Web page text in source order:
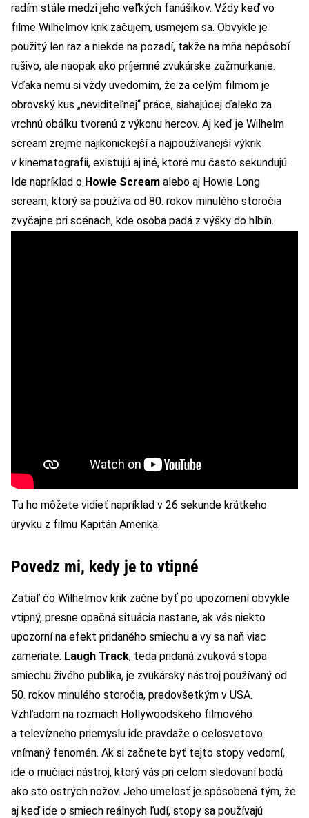
radím stále medzi jeho veľkých fanúšikov. Vždy keď vo
filme Wilhelmov krik začujem, usmejem sa. Obvykle je
použitý len raz a niekde na pozadí, takže na mňa nepôsobí
rušivo, ale naopak ako príjemné zvukárske zažmurkanie.
Vďaka nemu si vždy uvedomím, že za celým filmom je
obrovský kus „neviditeľnej“ práce, siahajúcej ďaleko za
vrchnú obálku tvorenú z výkonu hercov. Aj keď je Wilhelm
scream zrejme najikonickejší a najpoužívanejší výkrik
v kinematografii, existujú aj iné, ktoré mu často sekundujú.
Ide napríklad o Howie Scream alebo aj Howie Long
scream, ktorý sa používa od 80. rokov minulého storočia
zvyčajne pri scénach, kde osoba padá z výšky do hlbín.
Tu ho môžete vidieť napríklad v 26 sekunde krátkeho
úryvku z filmu Kapitán Amerika.
Povedz mi, kedy je to vtipné
Zatiaľ čo Wilhelmov krik začne byť po upozornení obvykle
vtipný, presne opačná situácia nastane, ak vás niekto
upozorní na efekt pridaného smiechu a vy sa naň viac
zameriate. Laugh Track, teda pridaná zvuková stopa
smiechu živého publika, je zvukársky nástroj používaný od
50. rokov minulého storočia, predovšetkým v USA.
Vzhľadom na rozmach Hollywoodskeho filmového
a televízneho priemyslu ide pravdaže o celosvetovo
vnímaný fenomén. Ak si začnete byť tejto stopy vedomí,
ide o mučiaci nástroj, ktorý vás pri celom sledovaní bodá
ako sto ostrých nožov. Jeho umelosť je spôsobená tým, že
aj keď ide o smiech reálnych ľudí, stopy sa používajú